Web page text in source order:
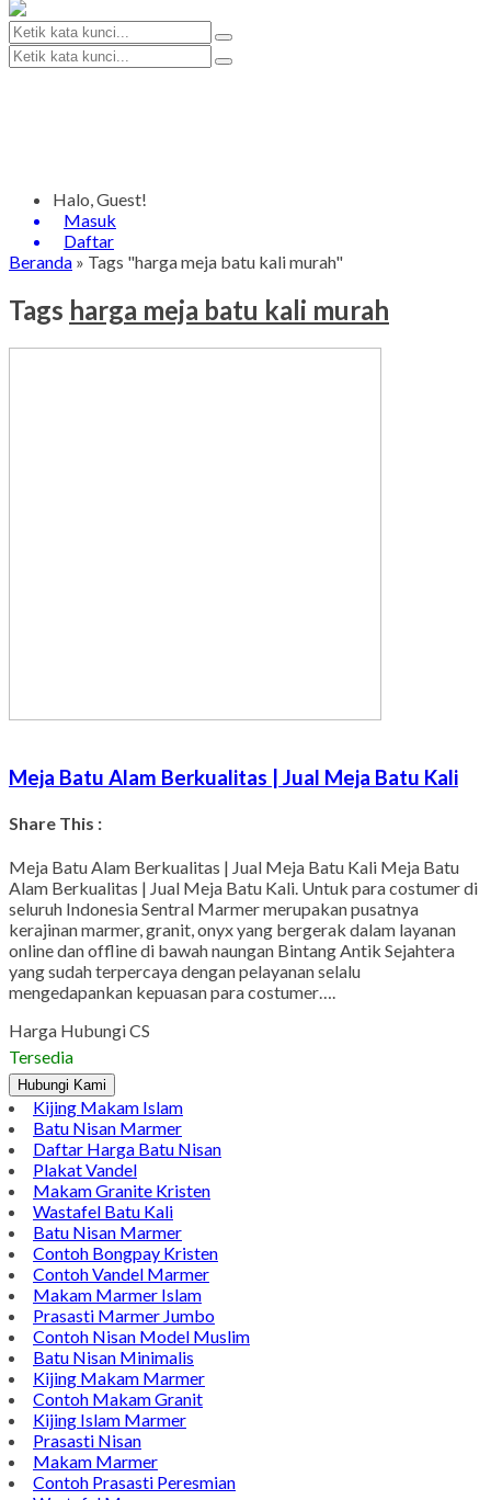
Halo, Guest!
Masuk
Daftar
Beranda » Tags "harga meja batu kali murah"
Tags harga meja batu kali murah
Meja Batu Alam Berkualitas | Jual Meja Batu Kali
Share This :
Facebook
Twitter
WhatsApp
LinkedIn
Tumblr
Gmail
Meja Batu Alam Berkualitas | Jual Meja Batu Kali Meja Batu
Alam Berkualitas | Jual Meja Batu Kali. Untuk para costumer di
seluruh Indonesia Sentral Marmer merupakan pusatnya
kerajinan marmer, granit, onyx yang bergerak dalam layanan
online dan offline di bawah naungan Bintang Antik Sejahtera
yang sudah terpercaya dengan pelayanan selalu
mengedapankan kepuasan para costumer….
Harga Hubungi CS
Tersedia
Hubungi Kami
Kijing Makam Islam
Batu Nisan Marmer
Daftar Harga Batu Nisan
Plakat Vandel
Makam Granite Kristen
Wastafel Batu Kali
Batu Nisan Marmer